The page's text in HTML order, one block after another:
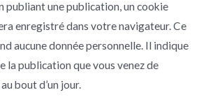
publiant une publication, un cookie
enregistré dans votre navigateur. Ce
aucune donnée personnelle. Il indique
la publication que vous venez de
bout d’un jour.